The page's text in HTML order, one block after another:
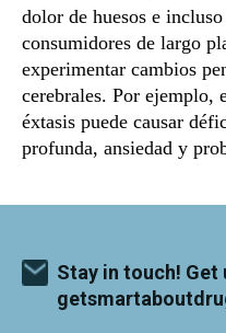
dolor de huesos e
consumidores de largo
experimentar cambios
cerebrales. Por ejemplo,
éxtasis puede causar
profunda, ansiedad y
Stay in touch! Get